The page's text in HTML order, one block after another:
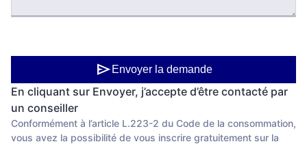
send Envoyer la demande
En cliquant sur Envoyer, j’accepte d’être contacté par
un conseiller
Conformément à l’article L.223-2 du Code de la consommation,
vous avez la possibilité de vous inscrire gratuitement sur la